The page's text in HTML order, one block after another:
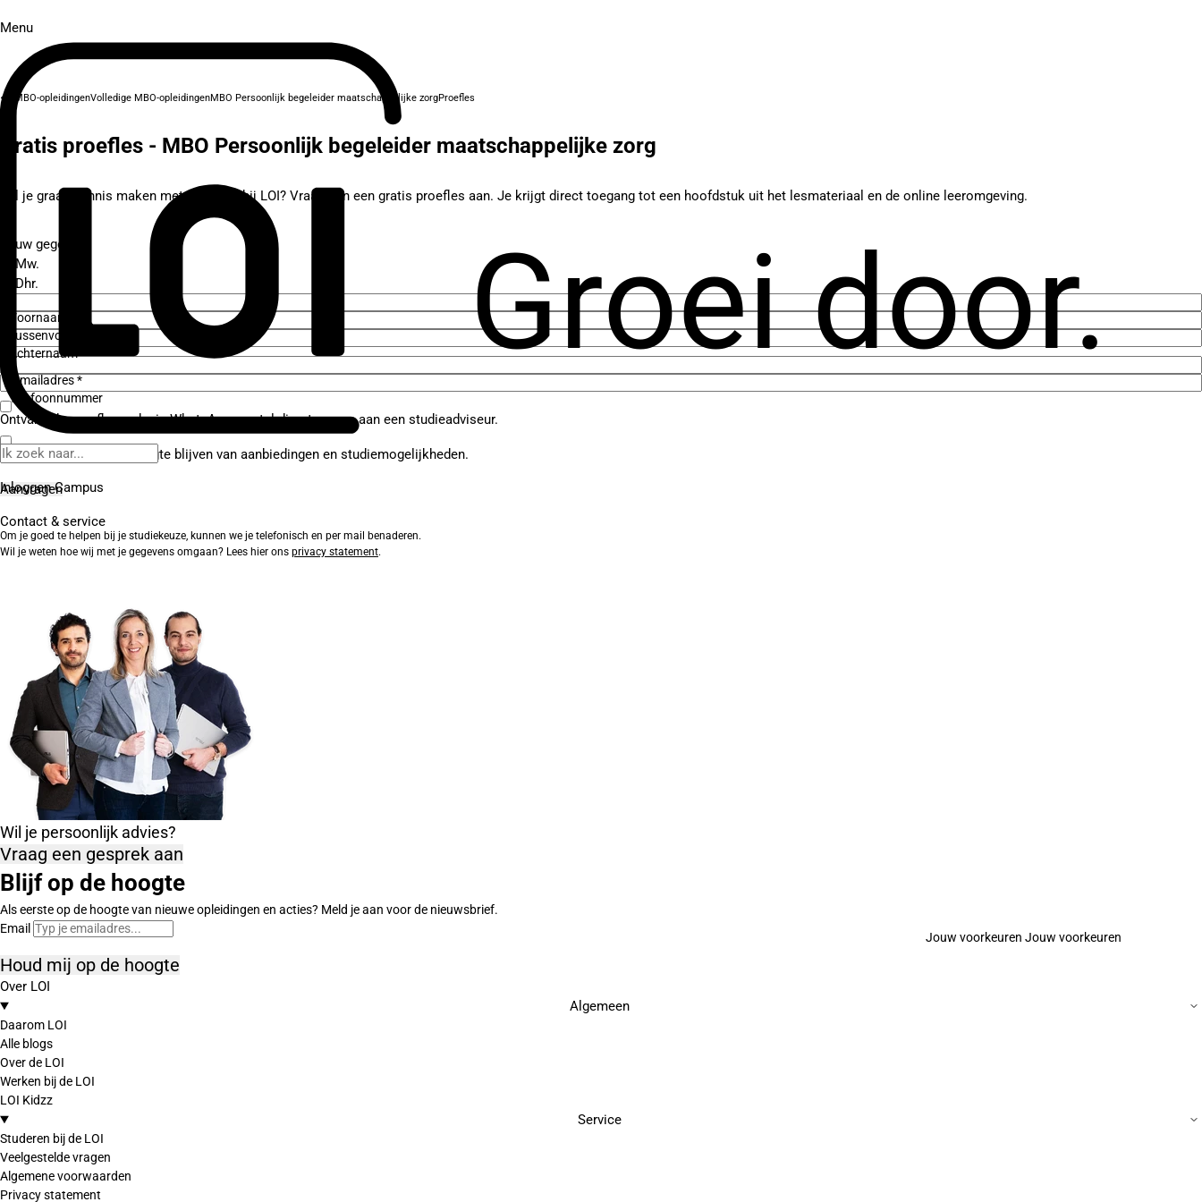
Menu
Groei door.
Inloggen Campus
Contact & service
MBO-opleidingenVolledige MBO-opleidingenMBO Persoonlijk begeleider maatschappelijke zorgProefles
Gratis proefles - MBO Persoonlijk begeleider maatschappelijke zorg
Wil je graag kennis maken met studeren bij LOI? Vraag dan een gratis proefles aan. Je krijgt direct toegang tot een hoofdstuk uit het lesmateriaal en de online leeromgeving.
Jouw gegevens
Mw.
Dhr.
Voornaam *
Tussenvoegsel
Achternaam *
E-mailadres *
Telefoonnummer
Ontvang de proefles ook via WhatsApp en stel direct vragen aan een studieadviseur.
Ja, ik wil graag op de hoogte blijven van aanbiedingen en studiemogelijkheden.
Om je goed te helpen bij je studiekeuze, kunnen we je telefonisch en per mail benaderen.
Wil je weten hoe wij met je gegevens omgaan? Lees hier ons privacy statement.
Wil je persoonlijk advies?
Vraag een gesprek aan
Blijf op de hoogte
Als eerste op de hoogte van nieuwe opleidingen en acties? Meld je aan voor de nieuwsbrief.
Email
Jouw voorkeuren
Houd mij op de hoogte
Over LOI
Algemeen
Daarom LOI
Alle blogs
Over de LOI
Werken bij de LOI
LOI Kidzz
Service
Studeren bij de LOI
Veelgestelde vragen
Algemene voorwaarden
Privacy statement